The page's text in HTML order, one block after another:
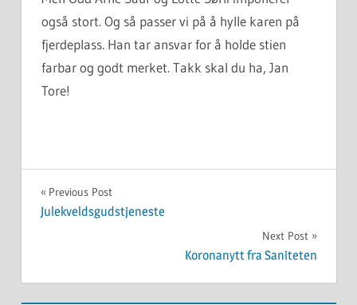
også stort. Og så passer vi på å hylle karen på
fjerdeplass. Han tar ansvar for å holde stien
farbar og godt merket. Takk skal du ha, Jan
Tore!
UKATEGORISERT
Innleggsnavigasjon
Previous Post
Julekveldsgudstjeneste
Next Post
Koronanytt fra Saniteten